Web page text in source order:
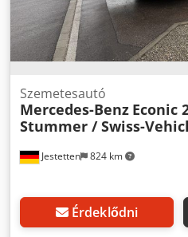
Jestetten 824 km
Szemetesautó
Mercedes-Benz Econic
Stummer / Swiss-
Érdeklődni